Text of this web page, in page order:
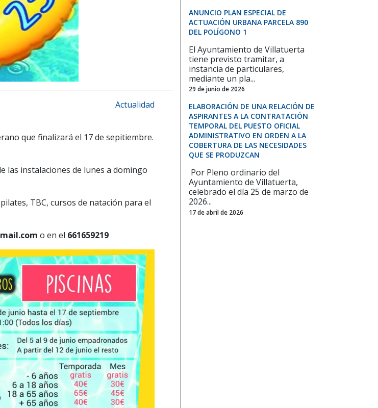
Actualidad
que finalizará el 17 de sepitiembre.
las instalaciones de lunes a domingo
TBC, cursos de natación para el
o en el 661659219
ANUNCIO PLAN ESPECIAL DE
ACTUACIÓN URBANA PARCELA 890
DEL POLÍGONO 1
El Ayuntamiento de Villatuerta
tiene previsto tramitar, a
instancia de particulares,
mediante un pla...
29 de junio de 2026
ELABORACIÓN DE UNA RELACIÓN DE
ASPIRANTES A LA CONTRATACIÓN
TEMPORAL DEL PUESTO OFICIAL
ADMINISTRATIVO EN ORDEN A LA
COBERTURA DE LAS NECESIDADES
QUE SE PRODUZCAN
Por Pleno ordinario del
Ayuntamiento de Villatuerta,
celebrado el día 25 de marzo de
2026...
17 de abril de 2026